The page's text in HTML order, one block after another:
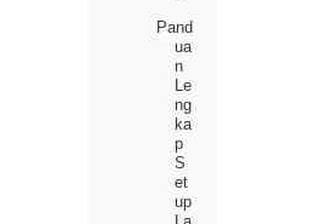
Pand
ua
n
Le
ng
ka
p
S
et
up